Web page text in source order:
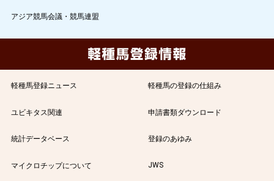
アジア競馬会議・競馬連盟
軽種馬登録ニュース 軽種馬の登録の仕組み
ユビキタス関連 申請書類ダウンロード
統計データベース 登録のあゆみ
マイクロチップについて JWS